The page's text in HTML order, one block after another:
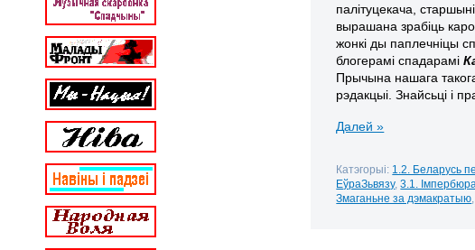
палітуцекача,
вырашана зрабіць
жонкі ды паплечніцы
блогерамі спадарамі
Прычына нашага
рэдакцыі. Знайсьці і
Далей »
Катэгорыі: 1.2. Беларусь
ЕўраЗьвязу,3.1.
Змаганьне за дэмакратыю